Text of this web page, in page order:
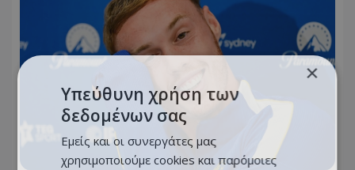
×
Υπεύθυνη χρήση των
δεδομένων σας
Εμείς και οι συνεργάτες μας
χρησιμοποιούμε cookies και παρόμοιες